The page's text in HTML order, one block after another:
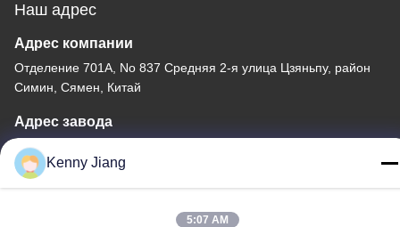
Наш адрес
Адрес компании
Отделение 701A, No 837 Средняя 2-я улица Цзяньпу, район
Симин, Сямен, Китай
Адрес завода
No 72, Yongjun Road, Wufeng Village, Chongwu Town,
Quanzhou, Fujian, Китай
Kenny Jiang
5:07 AM